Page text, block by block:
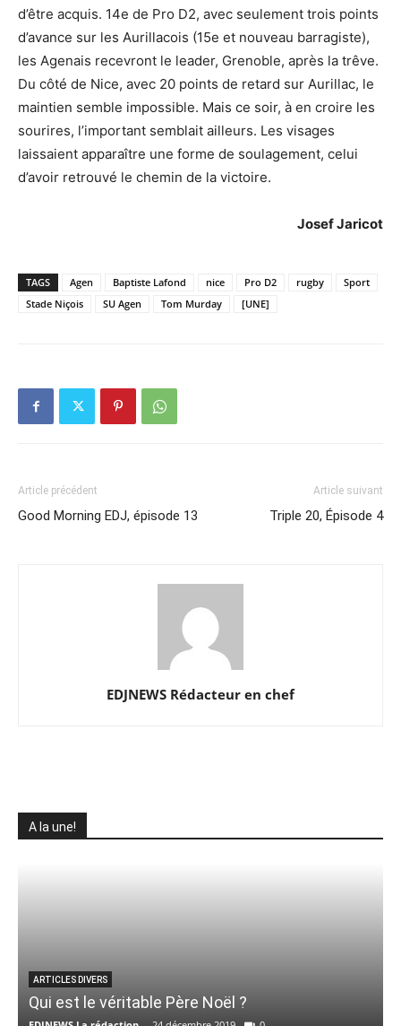
d’être acquis. 14e de Pro D2, avec seulement trois points
d’avance sur les Aurillacois (15e et nouveau barragiste),
les Agenais recevront le leader, Grenoble, après la trêve.
Du côté de Nice, avec 20 points de retard sur Aurillac, le
maintien semble impossible. Mais ce soir, à en croire les
sourires, l’important semblait ailleurs. Les visages
laissaient apparaître une forme de soulagement, celui
d’avoir retrouvé le chemin de la victoire.
Josef Jaricot
TAGS Agen Baptiste Lafond nice Pro D2 rugby
Sport
Stade Niçois
SU Agen Tom Murday [UNE]
Article précédent
Good Morning EDJ, épisode 13
Article suivant
Triple 20, Épisode 4
EDJNEWS Rédacteur en chef
A la une!
ARTICLES DIVERS
Qui est le véritable Père Noël ?